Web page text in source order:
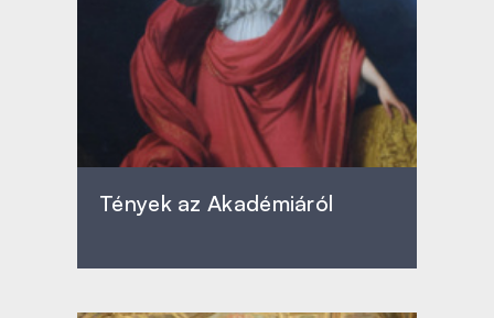
Tények az Akadémiáról